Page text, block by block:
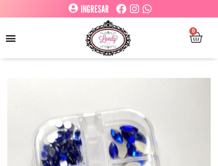
INGRESAR
0